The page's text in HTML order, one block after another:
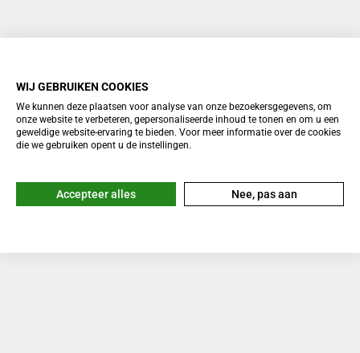
WIJ GEBRUIKEN COOKIES
We kunnen deze plaatsen voor analyse van onze bezoekersgegevens, om
onze website te verbeteren, gepersonaliseerde inhoud te tonen en om u een
geweldige website-ervaring te bieden. Voor meer informatie over de cookies
die we gebruiken opent u de instellingen.
Accepteer alles Nee, pas aan